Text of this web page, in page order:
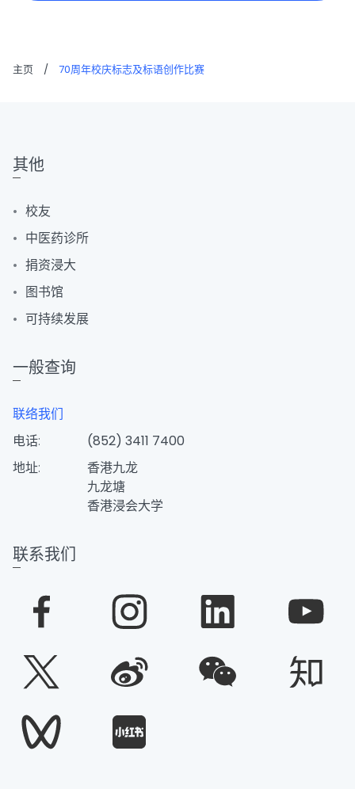
主页 / 70周年校庆标志及标语创作比赛
其他
校友
中医药诊所
捐资浸大
图书馆
可持续发展
一般查询
联络我们
电话:
(852) 3411 7400
地址:
香港九龙
九龙塘
香港浸会大学
联系我们